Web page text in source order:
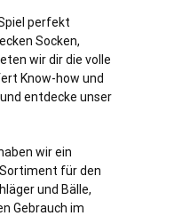
perfekt
Socken,
wir dir die volle
Know-how und
entdecke unser
wir ein
für den
und Bälle,
Gebrauch im